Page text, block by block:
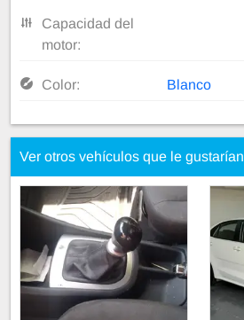
Capacidad del
motor:
Color: Blanco
Ver otros vehículos que le gustarían